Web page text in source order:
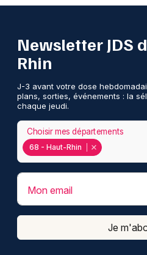
Newsletter JDS
Rhin
J-3 avant votre dose
plans, sorties, événements : la
chaque jeudi.
68 - Haut-Rhin
Choisir mes départements
Mon email
Je